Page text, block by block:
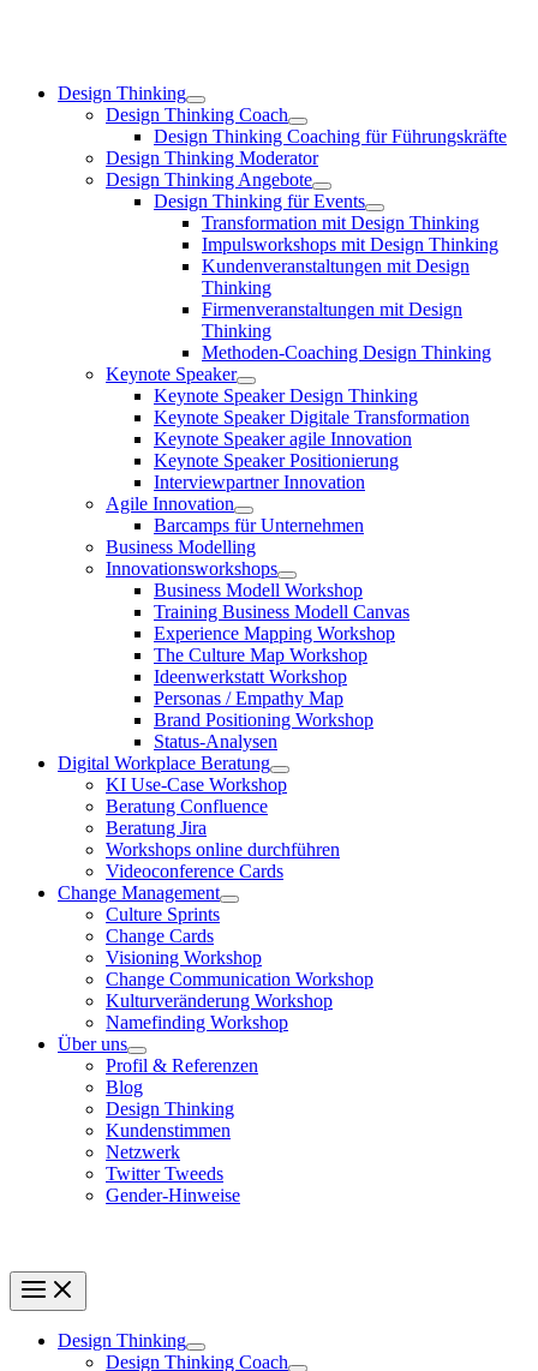
Design Thinking
Design Thinking Coach
Design Thinking Coaching für Führungskräfte
Design Thinking Moderator
Design Thinking Angebote
Design Thinking für Events
Transformation mit Design Thinking
Impulsworkshops mit Design Thinking
Kundenveranstaltungen mit Design
Thinking
Firmenveranstaltungen mit Design
Thinking
Methoden-Coaching Design Thinking
Keynote Speaker
Keynote Speaker Design Thinking
Keynote Speaker Digitale Transformation
Keynote Speaker agile Innovation
Keynote Speaker Positionierung
Interviewpartner Innovation
Agile Innovation
Barcamps für Unternehmen
Business Modelling
Innovationsworkshops
Business Modell Workshop
Training Business Modell Canvas
Experience Mapping Workshop
The Culture Map Workshop
Ideenwerkstatt Workshop
Personas / Empathy Map
Brand Positioning Workshop
Status-Analysen
Digital Workplace Beratung
KI Use-Case Workshop
Beratung Confluence
Beratung Jira
Workshops online durchführen
Videoconference Cards
Change Management
Culture Sprints
Change Cards
Visioning Workshop
Change Communication Workshop
Kulturveränderung Workshop
Namefinding Workshop
Über uns
Profil & Referenzen
Blog
Design Thinking
Kundenstimmen
Netzwerk
Twitter Tweeds
Gender-Hinweise
Design Thinking
Design Thinking Coach